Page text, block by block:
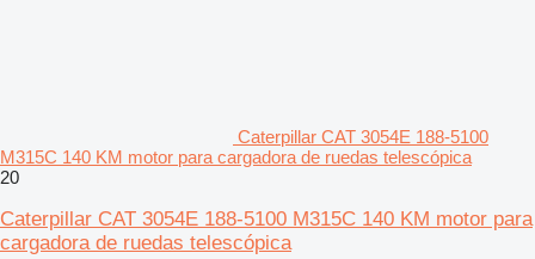
Caterpillar CAT 3054E 188-5100
M315C 140 KM motor para cargadora de ruedas telescópica
20
Caterpillar CAT 3054E 188-5100 M315C 140 KM motor para
cargadora de ruedas telescópica